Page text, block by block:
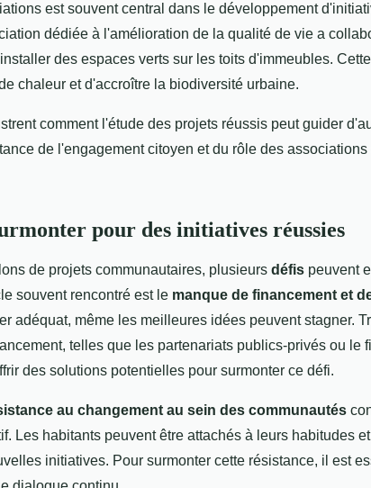
est souvent central dans le développement
dédiée à l'amélioration de la qualité de vie a
des espaces verts sur les toits d'immeubles.
chaleur et d'accroître la biodiversité urbaine.
comment l'étude des projets réussis peut guider
de l'engagement citoyen et du rôle des
pour des initiatives réussies
de projets communautaires, plusieurs défis peuvent
souvent rencontré est le manque de financement et
adéquat, même les meilleures idées peuvent stagner.
telles que les partenariats publics-privés ou le
des solutions potentielles pour surmonter ce défi.
au changement au sein des communautés
Les habitants peuvent être attachés à leurs habitudes
initiatives. Pour surmonter cette résistance, il est